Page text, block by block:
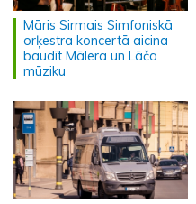
Māris Sirmais Simfoniskā
orķestra koncertā aicina
baudīt Mālera un Lāča
mūziku